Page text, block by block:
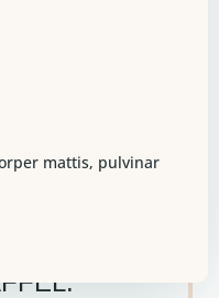
mattis, pulvinar